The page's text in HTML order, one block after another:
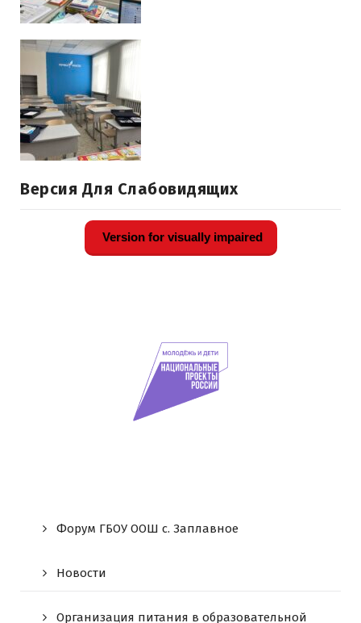
Версия Для Слабовидящих
Version for visually impaired
Форум ГБОУ ООШ c. Заплавное
Новости
Организация питания в образовательной